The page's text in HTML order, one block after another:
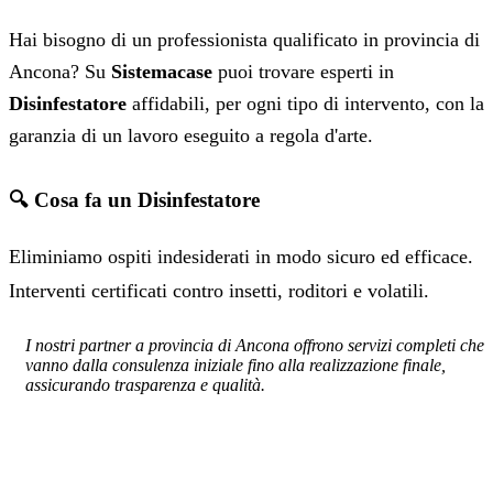
Hai bisogno di un professionista qualificato in provincia di
Ancona? Su Sistemacase puoi trovare esperti in
Disinfestatore affidabili, per ogni tipo di intervento, con la
garanzia di un lavoro eseguito a regola d'arte.
🔍 Cosa fa un Disinfestatore
Eliminiamo ospiti indesiderati in modo sicuro ed efficace.
Interventi certificati contro insetti, roditori e volatili.
I nostri partner a provincia di Ancona offrono servizi completi che
vanno dalla consulenza iniziale fino alla realizzazione finale,
assicurando trasparenza e qualità.